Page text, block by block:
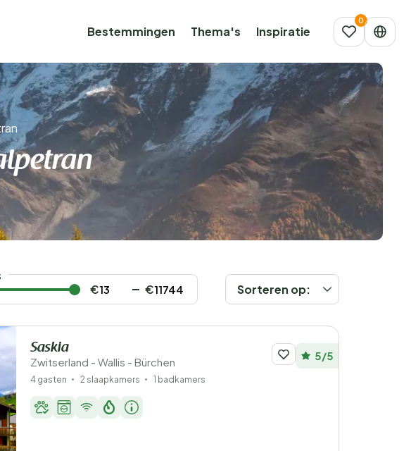
Bestemmingen Thema's Inspiratie
€
€ Sorteren op:
Saskia
Zwitserland - Wallis - Bürchen 5/5
4 gasten 2 slaapkamers 1 badkamers